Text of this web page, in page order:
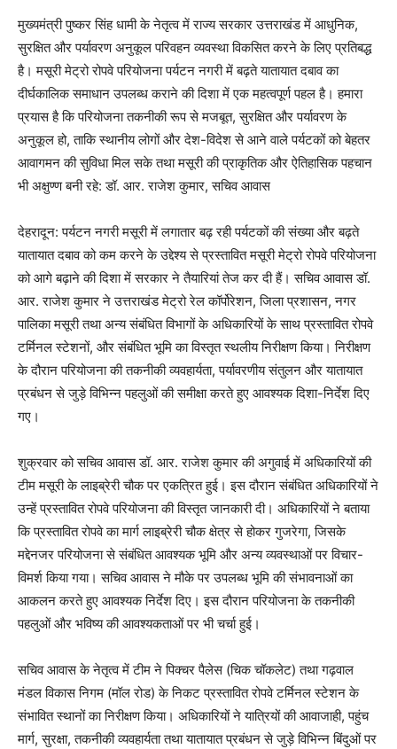
मुख्यमंत्री पुष्कर सिंह धामी के नेतृत्व में राज्य सरकार उत्तराखंड में आधुनिक,
सुरक्षित और पर्यावरण अनुकूल परिवहन व्यवस्था विकसित करने के लिए प्रतिबद्ध
है। मसूरी मेट्रो रोपवे परियोजना पर्यटन नगरी में बढ़ते यातायात दबाव का
दीर्घकालिक समाधान उपलब्ध कराने की दिशा में एक महत्वपूर्ण पहल है। हमारा
प्रयास है कि परियोजना तकनीकी रूप से मजबूत, सुरक्षित और पर्यावरण के
अनुकूल हो, ताकि स्थानीय लोगों और देश-विदेश से आने वाले पर्यटकों को बेहतर
आवागमन की सुविधा मिल सके तथा मसूरी की प्राकृतिक और ऐतिहासिक पहचान
भी अक्षुण्ण बनी रहे: डॉ. आर. राजेश कुमार, सचिव आवास
देहरादून: पर्यटन नगरी मसूरी में लगातार बढ़ रही पर्यटकों की संख्या और बढ़ते
यातायात दबाव को कम करने के उद्देश्य से प्रस्तावित मसूरी मेट्रो रोपवे परियोजना
को आगे बढ़ाने की दिशा में सरकार ने तैयारियां तेज कर दी हैं। सचिव आवास डॉ.
आर. राजेश कुमार ने उत्तराखंड मेट्रो रेल कॉर्पोरेशन, जिला प्रशासन, नगर
पालिका मसूरी तथा अन्य संबंधित विभागों के अधिकारियों के साथ प्रस्तावित रोपवे
टर्मिनल स्टेशनों, और संबंधित भूमि का विस्तृत स्थलीय निरीक्षण किया। निरीक्षण
के दौरान परियोजना की तकनीकी व्यवहार्यता, पर्यावरणीय संतुलन और यातायात
प्रबंधन से जुड़े विभिन्न पहलुओं की समीक्षा करते हुए आवश्यक दिशा-निर्देश दिए
गए।
शुक्रवार को सचिव आवास डॉ. आर. राजेश कुमार की अगुवाई में अधिकारियों की
टीम मसूरी के लाइब्रेरी चौक पर एकत्रित हुई। इस दौरान संबंधित अधिकारियों ने
उन्हें प्रस्तावित रोपवे परियोजना की विस्तृत जानकारी दी। अधिकारियों ने बताया
कि प्रस्तावित रोपवे का मार्ग लाइब्रेरी चौक क्षेत्र से होकर गुजरेगा, जिसके
मद्देनजर परियोजना से संबंधित आवश्यक भूमि और अन्य व्यवस्थाओं पर विचार-
विमर्श किया गया। सचिव आवास ने मौके पर उपलब्ध भूमि की संभावनाओं का
आकलन करते हुए आवश्यक निर्देश दिए। इस दौरान परियोजना के तकनीकी
पहलुओं और भविष्य की आवश्यकताओं पर भी चर्चा हुई।
सचिव आवास के नेतृत्व में टीम ने पिक्चर पैलेस (चिक चॉकलेट) तथा गढ़वाल
मंडल विकास निगम (मॉल रोड) के निकट प्रस्तावित रोपवे टर्मिनल स्टेशन के
संभावित स्थानों का निरीक्षण किया। अधिकारियों ने यात्रियों की आवाजाही, पहुंच
मार्ग, सुरक्षा, तकनीकी व्यवहार्यता तथा यातायात प्रबंधन से जुड़े विभिन्न बिंदुओं पर